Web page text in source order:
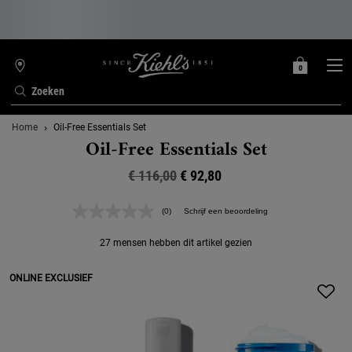
Zoeken
WINKELZOEKER
MIJN
0
0 PRODUCT
Hoofdinhoud
Home Oil-Free Essentials Set
Oil-Free Essentials Set
Oude prijs
€ 116,00Nieuwe prijs
€ 92,80
Geen
Dezelfde
(0) Schrijf een beoordeling
27 mensen hebben dit artikel gezien
ONLINE EXCLUSIEF